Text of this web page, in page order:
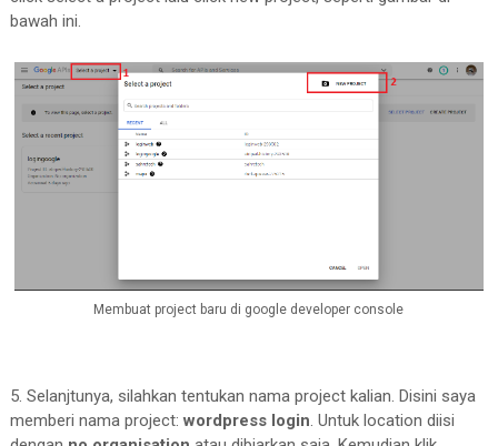
bawah ini.
Membuat project baru di google developer console
5. Selanjtunya, silahkan tentukan nama project kalian. Disini saya
memberi nama project:wordpress login. Untuk location diisi